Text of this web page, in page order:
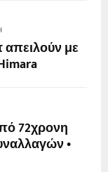
απειλούν με
72χρονη
•